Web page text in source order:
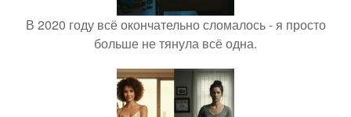
В 2020 году всё окончательно сломалось - я просто
больше не тянула всё одна.